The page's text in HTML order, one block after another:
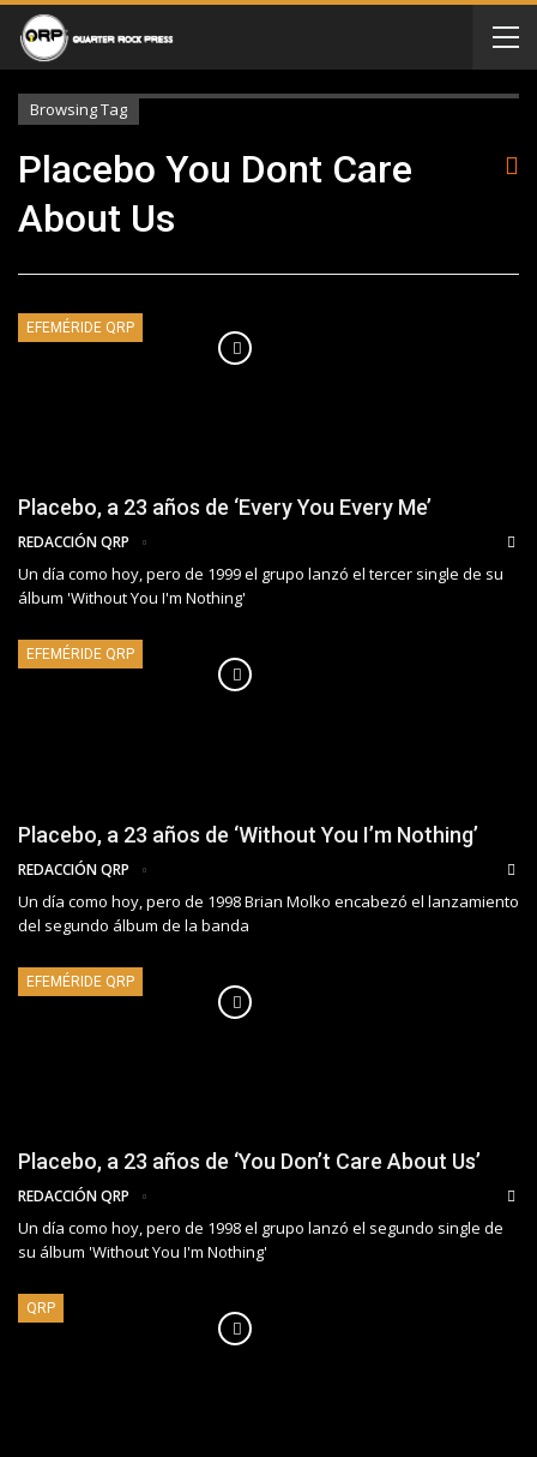
Browsing Tag
Placebo You Dont Care
About Us
EFEMÉRIDE QRP
Placebo, a 23 años de ‘Every You Every Me’
REDACCIÓN QRP
Un día como hoy, pero de 1999 el grupo lanzó el tercer single de su
álbum 'Without You I'm Nothing'
EFEMÉRIDE QRP
Placebo, a 23 años de ‘Without You I’m Nothing’
REDACCIÓN QRP
Un día como hoy, pero de 1998 Brian Molko encabezó el lanzamiento
del segundo álbum de la banda
EFEMÉRIDE QRP
Placebo, a 23 años de ‘You Don’t Care About Us’
REDACCIÓN QRP
Un día como hoy, pero de 1998 el grupo lanzó el segundo single de
su álbum 'Without You I'm Nothing'
QRP